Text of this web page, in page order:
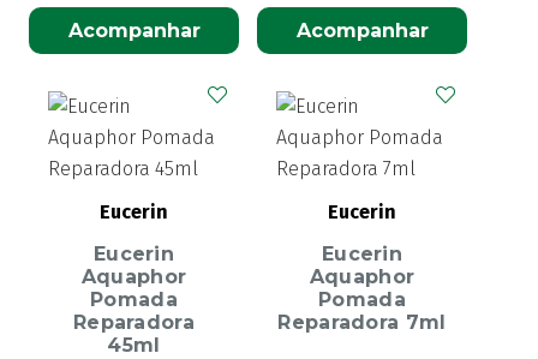
Acompanhar Acompanhar
Eucerin
Eucerin
Aquaphor
Pomada
Reparadora
45ml
Eucerin
Eucerin
Aquaphor
Pomada
Reparadora 7ml